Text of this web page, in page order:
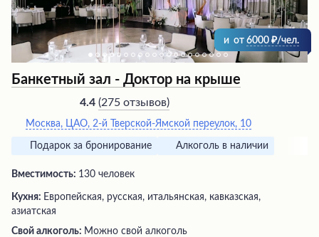
и от 6000 /чел.
Банкетный зал - Доктор на крыше
4.4 (275 отзывов)
Москва, ЦАО, 2-й Тверской-Ямской переулок, 10
Подарок за бронирование Алкоголь в наличии
Вместимость: 130 человек
Кухня: Европейская, русская, итальянская, кавказская,
азиатская
Свой алкоголь: Можно свой алкоголь